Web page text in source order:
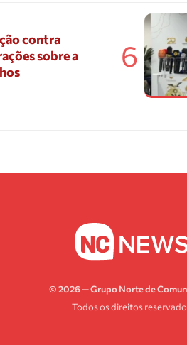
contra
sobre a
6
© 2026 — Grupo Norte de
Todos os direitos